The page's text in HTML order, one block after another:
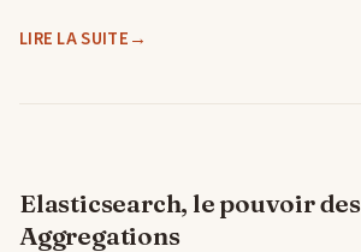
LIRE LA SUITE
Elasticsearch, le pouvoir des
Aggregations